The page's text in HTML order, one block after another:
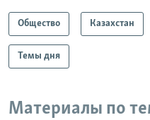
Общество Казахстан
Темы дня
Материалы по